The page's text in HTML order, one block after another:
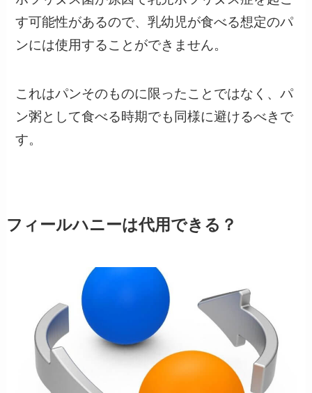
す可能性があるので、乳幼児が食べる想定のパ
ンには使用することができません。
これはパンそのものに限ったことではなく、パ
ン粥として食べる時期でも同様に避けるべきで
す。
フィールハニーは代用できる？